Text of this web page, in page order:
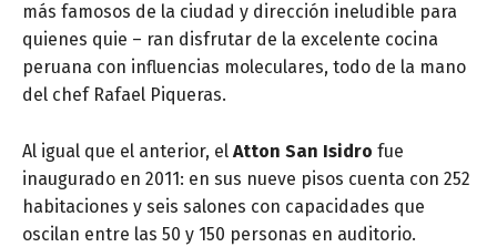
más famosos de la ciudad y dirección ineludible para
quienes quie – ran disfrutar de la excelente cocina
peruana con influencias moleculares, todo de la mano
del chef Rafael Piqueras.
Al igual que el anterior, el Atton San Isidro fue
inaugurado en 2011: en sus nueve pisos cuenta con 252
habitaciones y seis salones con capacidades que
oscilan entre las 50 y 150 personas en auditorio.